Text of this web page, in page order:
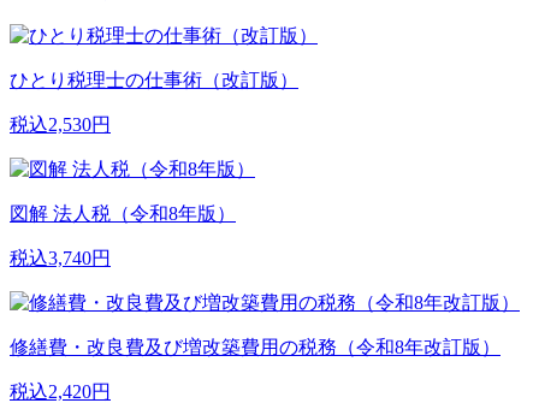
ひとり税理士の仕事術（改訂版）
税込2,530円
図解 法人税（令和8年版）
税込3,740円
修繕費・改良費及び増改築費用の税務（令和8年改訂版）
税込2,420円